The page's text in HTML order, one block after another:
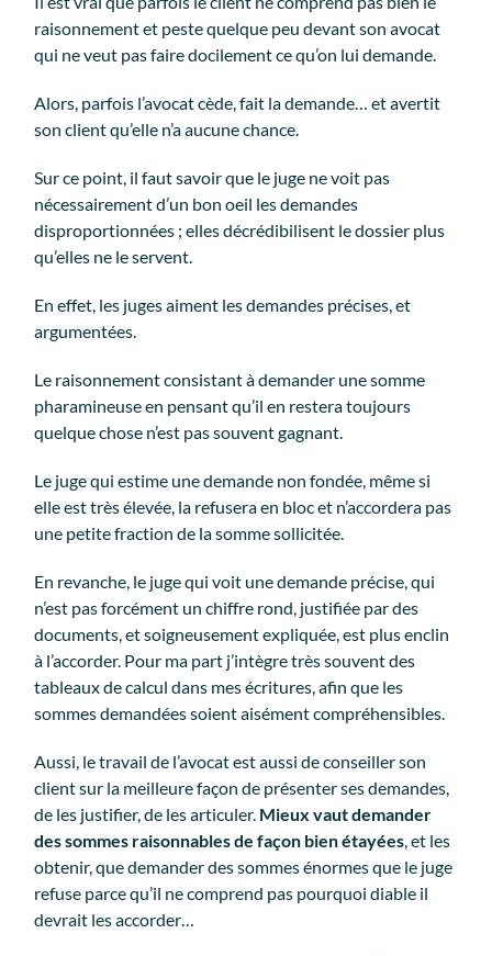
raisonnement et peste quelque peu devant son avocat
qui ne veut pas faire docilement ce qu’on lui demande.
Alors, parfois l’avocat cède, fait la demande… et avertit
son client qu’elle n’a aucune chance.
Sur ce point, il faut savoir que le juge ne voit pas
nécessairement d’un bon oeil les demandes
disproportionnées ; elles décrédibilisent le dossier plus
qu’elles ne le servent.
En effet, les juges aiment les demandes précises, et
argumentées.
Le raisonnement consistant à demander une somme
pharamineuse en pensant qu’il en restera toujours
quelque chose n’est pas souvent gagnant.
Le juge qui estime une demande non fondée, même si
elle est très élevée, la refusera en bloc et n’accordera pas
une petite fraction de la somme sollicitée.
En revanche, le juge qui voit une demande précise, qui
n’est pas forcément un chiffre rond, justifiée par des
documents, et soigneusement expliquée, est plus enclin
à l’accorder. Pour ma part j’intègre très souvent des
tableaux de calcul dans mes écritures, afin que les
sommes demandées soient aisément compréhensibles.
Aussi, le travail de l’avocat est aussi de conseiller son
client sur la meilleure façon de présenter ses demandes,
de les justifier, de les articuler. Mieux vaut demander
des sommes raisonnables de façon bien étayées, et les
obtenir, que demander des sommes énormes que le juge
refuse parce qu’il ne comprend pas pourquoi diable il
devrait les accorder…